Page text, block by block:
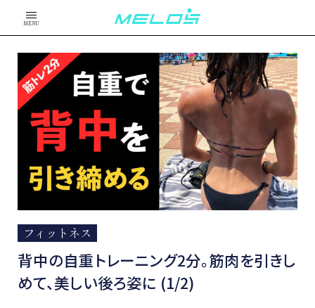
MENU
フィットネス
背中の自重トレーニング2分。筋肉を引きし
めて、美しい後ろ姿に (1/2)